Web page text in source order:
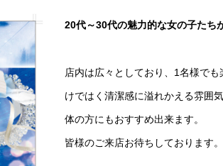
20代～30代の魅力的な女の子たち
店内は広々としており、1名様で
けではく清潔感に溢れかえる雰囲
体の方にもおすすめ出来ます。
皆様のご来店お待ちしております。